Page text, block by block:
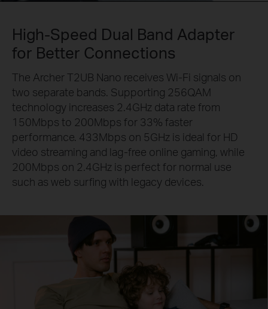
High-Speed Dual Band Adapter
for Better Connections
The Archer T2UB Nano receives Wi-Fi signals on
two separate bands. Supporting 256QAM
technology increases 2.4GHz data rate from
150Mbps to 200Mbps for 33% faster
performance. 433Mbps on 5GHz is ideal for HD
video streaming and lag-free online gaming, while
200Mbps on 2.4GHz is perfect for normal use
such as web surfing with legacy devices.